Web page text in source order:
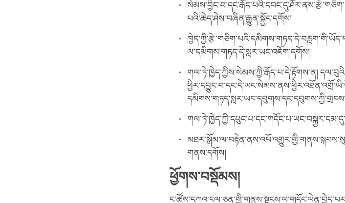
པའི་ཆེད་ཤེས་བཞིན་རྒྱུན་སྐྱོང་དགོས།
ལ་དམིགས་གཏད་དེ་སླར་ཡང་འཇོག་དགོས།
གལ་ཏེ་ཁྱེད་ཀྱིས་སེམས་ཀྱི་རྒོད་པ་དེ་རྟོགས་ན།
གནས་དགོས།
ཕྱོགས་བསྡོམས།